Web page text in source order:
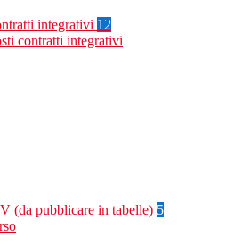
integrativi 12
contratti integrativi
(da pubblicare in tabelle) 5